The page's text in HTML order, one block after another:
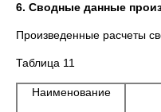
6. Сводные данные
Произведенные расчеты
Таблица 11
Наименование